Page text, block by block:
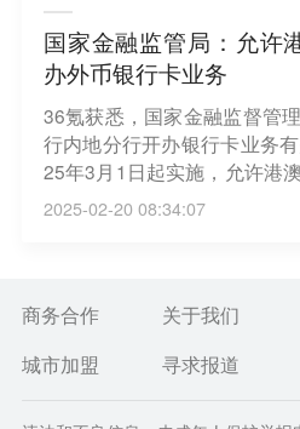
国家金融监管局：允许
办外币银行卡业务
36氪获悉，国家金融监督管
行内地分行开办银行卡业务
25年3月1日起实施，允许港
银行卡业务以及对除中国境
银行卡业务；明确港澳银行
2025-02-20 08:34:07
商务合作 关于我们
城市加盟
寻求报道